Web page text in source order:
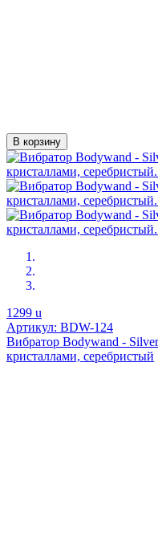
В корзину
1299 u
Артикул: BDW-124
Вибратор Bodywand -
кристаллами, серебристый